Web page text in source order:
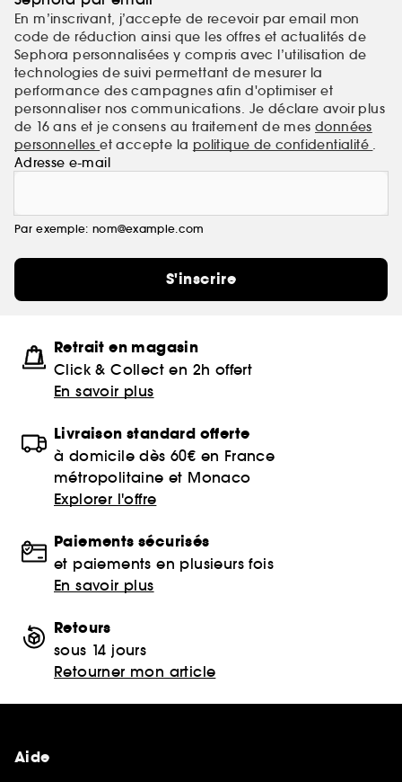
En m’inscrivant, j’accepte de recevoir par email mon
code de réduction ainsi que les offres et actualités de
Sephora personnalisées y compris avec l’utilisation de
technologies de suivi permettant de mesurer la
performance des campagnes afin d'optimiser et
personnaliser nos communications. Je déclare avoir plus
de 16 ans et je consens au traitement de mes données
personnelleset accepte la politique de confidentialité .
Adresse e-mail
Par exemple: nom@example.com
S'inscrire
Retrait en magasin
Click & Collect en 2h offert
En savoir plus
Livraison standard offerte
à domicile dès 60€ en France
métropolitaine et Monaco
Explorer l'offre
Paiements sécurisés
et paiements en plusieurs fois
En savoir plus
Retours
sous 14 jours
Retourner mon article
Aide